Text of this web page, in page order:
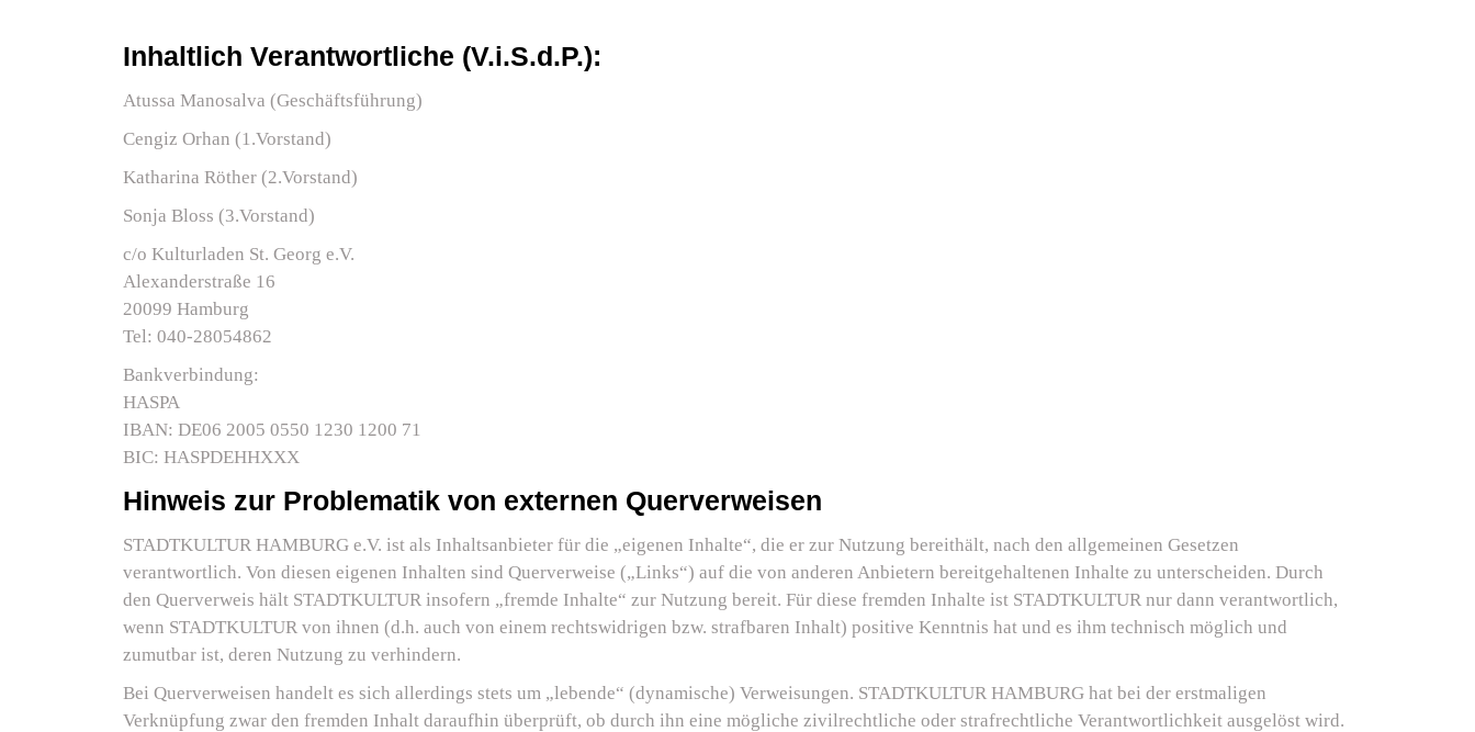
Inhaltlich Verantwortliche (V.i.S.d.P.):
Atussa Manosalva (Geschäftsführung)
Cengiz Orhan (1.Vorstand)
Katharina Röther (2.Vorstand)
Sonja Bloss (3.Vorstand)
c/o Kulturladen St. Georg e.V.
Alexanderstraße 16
20099 Hamburg
Tel: 040-28054862
Bankverbindung:
HASPA
IBAN: DE06 2005 0550 1230 1200 71
BIC: HASPDEHHXXX
Hinweis zur Problematik von externen Querverweisen
STADTKULTUR HAMBURG e.V. ist als Inhaltsanbieter für die „eigenen Inhalte“, die er zur Nutzung bereithält, nach den allgemeinen Gesetzen
verantwortlich. Von diesen eigenen Inhalten sind Querverweise („Links“) auf die von anderen Anbietern bereitgehaltenen Inhalte zu unterscheiden. Durch
den Querverweis hält STADTKULTUR insofern „fremde Inhalte“ zur Nutzung bereit. Für diese fremden Inhalte ist STADTKULTUR nur dann verantwortlich,
wenn STADTKULTUR von ihnen (d.h. auch von einem rechtswidrigen bzw. strafbaren Inhalt) positive Kenntnis hat und es ihm technisch möglich und
zumutbar ist, deren Nutzung zu verhindern.
Bei Querverweisen handelt es sich allerdings stets um „lebende“ (dynamische) Verweisungen. STADTKULTUR HAMBURG hat bei der erstmaligen
Verknüpfung zwar den fremden Inhalt daraufhin überprüft, ob durch ihn eine mögliche zivilrechtliche oder strafrechtliche Verantwortlichkeit ausgelöst wird.